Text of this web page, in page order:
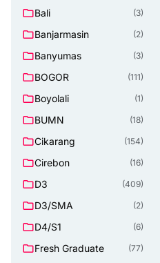
Bali (3)
Banjarmasin (2)
Banyumas (3)
BOGOR (111)
Boyolali (1)
BUMN (18)
Cikarang (154)
Cirebon (16)
D3 (409)
D3/SMA (2)
D4/S1 (6)
Fresh Graduate (77)